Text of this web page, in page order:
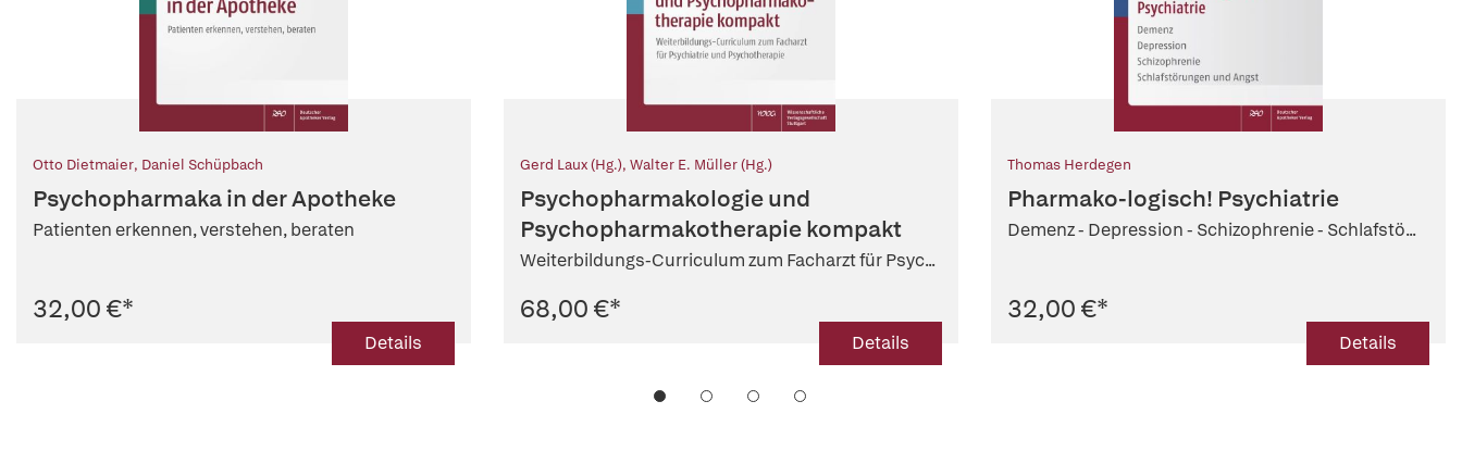
Otto Dietmaier, Daniel Schüpbach
Psychopharmaka in der Apotheke
Patienten erkennen, verstehen, beraten
32,00 €*
Details
Gerd Laux (Hg.), Walter E. Müller (Hg.)
Psychopharmakologie und
Psychopharmakotherapie kompakt
Weiterbildungs-Curriculum zum Facharzt für Psyc...
68,00 €*
Details
Thomas Herdegen
Pharmako-logisch! Psychiatrie
Demenz - Depression - Schizophrenie - Schlafstö...
32,00 €*
Details